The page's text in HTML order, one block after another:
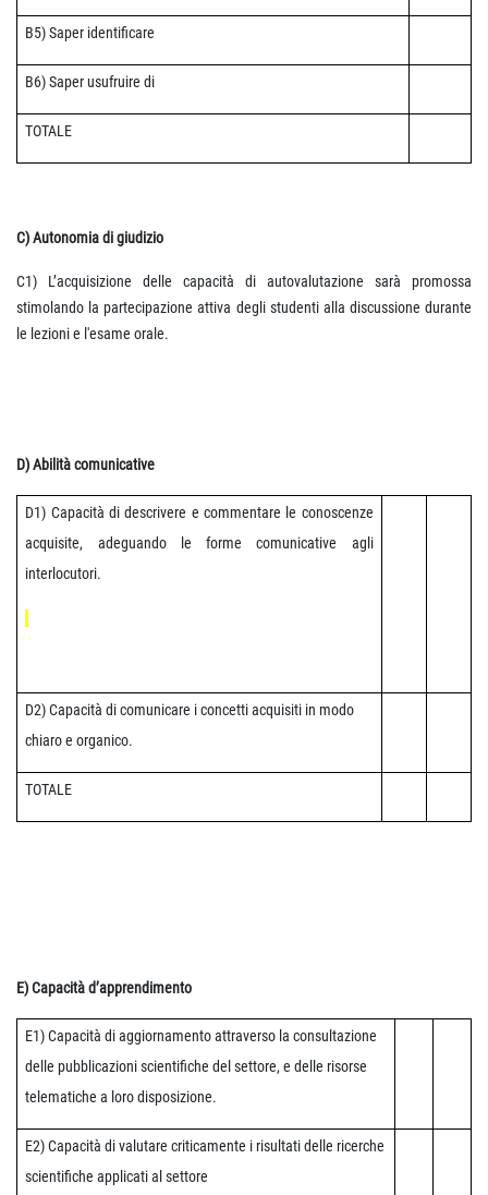
B5) Saper identificare
B6) Saper usufruire di
TOTALE
C) Autonomia di giudizio
C1) L’acquisizione delle capacità di autovalutazione sarà promossa
stimolando la partecipazione attiva degli studenti alla discussione durante
le lezioni e l'esame orale.
D) Abilità comunicative
D1) Capacità di descrivere e commentare le conoscenze
acquisite, adeguando le forme comunicative agli
interlocutori.
D2) Capacità di comunicare i concetti acquisiti in modo
chiaro e organico.
TOTALE
E) Capacità d’apprendimento
E1) Capacità di aggiornamento attraverso la consultazione
delle pubblicazioni scientifiche del settore, e delle risorse
telematiche a loro disposizione.
E2) Capacità di valutare criticamente i risultati delle ricerche
scientifiche applicati al settore